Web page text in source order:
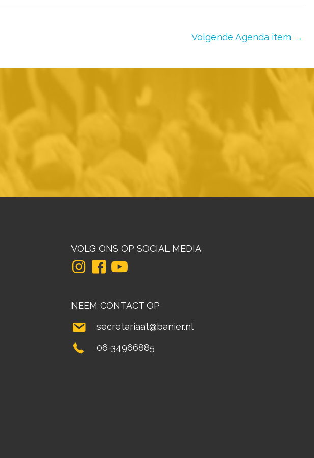
Volgende Agenda item →
VOLG ONS OP SOCIAL MEDIA
NEEM CONTACT OP
secretariaat@banier.nl
06-34966885